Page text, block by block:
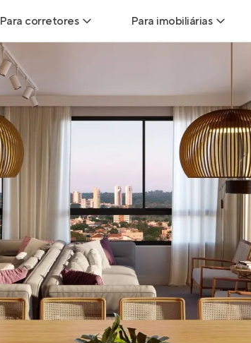
Para corretores
Leads para Corretores
Corretor+
Parcerias imobiliárias
Hub de Corretores
Perfil Verificado
Anunciar imóveis
Para imobiliárias
Hub de imobiliárias
Anunciar imóveis